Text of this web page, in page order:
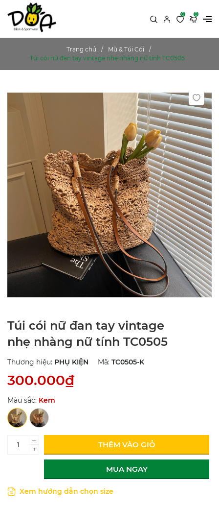
0 0
Trang chủ
Mũ & Túi Cói
Túi cói nữ đan tay vintage nhẹ nhàng nữ tính TC0505
Túi cói nữ đan tay vintage
nhẹ nhàng nữ tính TC0505
Thương hiệu: PHỤ KIỆN Mã: TC0505-K
300.000₫
Màu sắc: Kem
–
+
THÊM VÀO GIỎ
MUA NGAY
Xem hướng dẫn chọn size